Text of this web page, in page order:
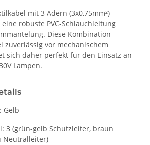
mit 3 Adern (3x0,75mm²)
robuste PVC-Schlauchleitung
Diese Kombination
zuverlässig vor mechanischem
sich daher perfekt für den Einsatz an
Lampen.
Gelb
3 (grün-gelb Schutzleiter, braun
Neutralleiter)